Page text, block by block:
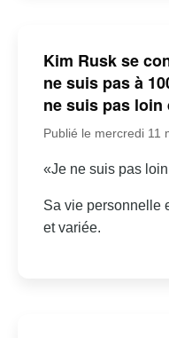
Kim Rusk se
ne suis pas à
ne suis pas loin
Publié le mercredi 11
«Je ne suis pas loin
Sa vie personnelle
et variée.